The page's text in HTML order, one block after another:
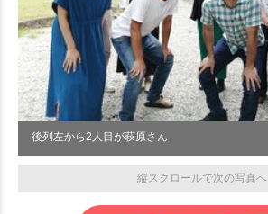
後列左から2人目が萩原さん
縦スクロールで次の写真へ